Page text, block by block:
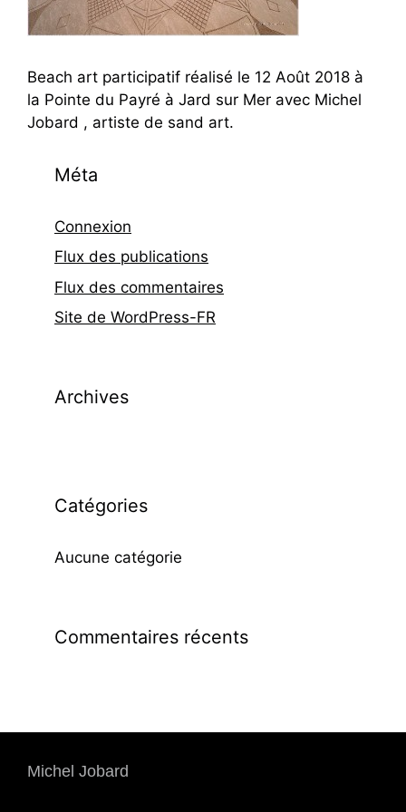
Beach art participatif réalisé le 12 Août 2018 à
la Pointe du Payré à Jard sur Mer avec Michel
Jobard , artiste de sand art.
Méta
Connexion
Flux des publications
Flux des commentaires
Site de WordPress-FR
Archives
Catégories
Aucune catégorie
Commentaires récents
Michel Jobard